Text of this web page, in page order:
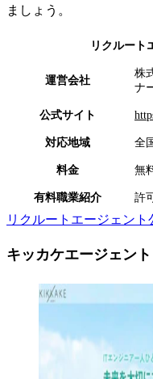
ましょう。
リクルート
運営会社
株
ナ
公式サイト
対応地域 全
料金 無
有料職業紹介 許
リクルートエージェント
キッカケエージェント